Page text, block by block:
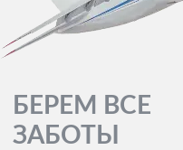
БЕРЕМ ВСЕ
ЗАБОТЫ